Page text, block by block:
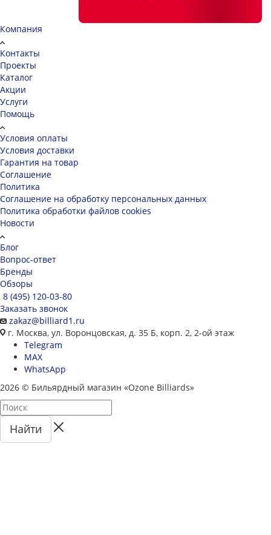
Компания
Контакты
Проекты
Каталог
Акции
Услуги
Помощь
Условия оплаты
Условия доставки
Гарантия на товар
Соглашение
Политика
Соглашение на обработку персональных данных
Политика обработки файлов cookies
Новости
Блог
Вопрос-ответ
Бренды
Обзоры
8 (495) 120-03-80
Заказать звонок
zakaz@billiard1.ru
г. Москва, ул. Воронцовская, д. 35 Б, корп. 2, 2-ой этаж
Telegram
MAX
WhatsApp
2026 © Бильярдный магазин «Ozone Billiards»
Найти